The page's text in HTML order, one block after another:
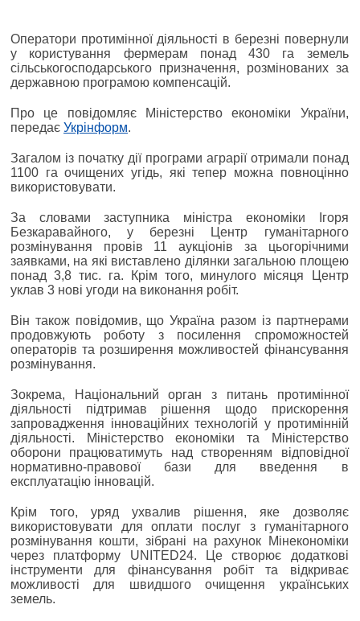
Оператори протимінної діяльності в березні повернули
у користування фермерам понад 430 га земель
сільськогосподарського призначення, розмінованих за
державною програмою компенсацій.
Про це повідомляє Міністерство економіки України,
передає Укрінформ.
Загалом із початку дії програми аграрії отримали понад
1100 га очищених угідь, які тепер можна повноцінно
використовувати.
За словами заступника міністра економіки Ігоря
Безкаравайного, у березні Центр гуманітарного
розмінування провів 11 аукціонів за цьогорічними
заявками, на які виставлено ділянки загальною площею
понад 3,8 тис. га. Крім того, минулого місяця Центр
уклав 3 нові угоди на виконання робіт.
Він також повідомив, що Україна разом із партнерами
продовжують роботу з посилення спроможностей
операторів та розширення можливостей фінансування
розмінування.
Зокрема, Національний орган з питань протимінної
діяльності підтримав рішення щодо прискорення
запровадження інноваційних технологій у протимінній
діяльності. Міністерство економіки та Міністерство
оборони працюватимуть над створенням відповідної
нормативно-правової бази для введення в
експлуатацію інновацій.
Крім того, уряд ухвалив рішення, яке дозволяє
використовувати для оплати послуг з гуманітарного
розмінування кошти, зібрані на рахунок Мінекономіки
через платформу UNITED24. Це створює додаткові
інструменти для фінансування робіт та відкриває
можливості для швидшого очищення українських
земель.